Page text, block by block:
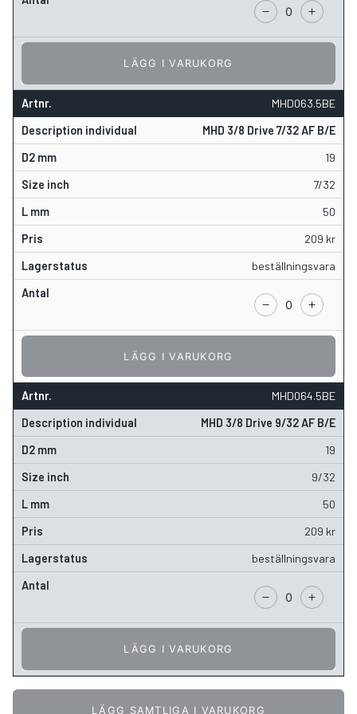
LÄGG I VARUKORG
MHD063.5BE
MHD 3/8 Drive 7/32 AF B/E
19
7/32
50
209 kr
beställningsvara
LÄGG I VARUKORG
MHD064.5BE
MHD 3/8 Drive 9/32 AF B/E
19
9/32
50
209 kr
beställningsvara
LÄGG I VARUKORG
LÄGG SAMTLIGA I VARUKORG